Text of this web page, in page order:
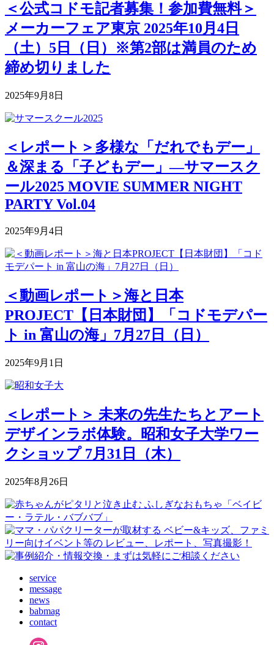
＜公式コドモ記者募集！参加費無料＞
メーカーフェア東京 2025年10月4日
（土）5日（日）※第2部は満員のため
締め切りました
2025年9月8日
＜レポート＞多様な「だれでもデー」
＆深まる「子どもデー」―サマースク
ール2025 MOVIE SUMMER NIGHT
PARTY Vol.04
2025年9月4日
＜動画レポート＞海と日本
PROJECT【日本財団】「コドモデパー
ト in 富山の海」7月27日（日）
2025年9月1日
＜レポート＞ 未来の先生たちとアート
デザインラボ体験。昭和女子大学ワー
クショップ 7月31日（木）
2025年8月26日
service
message
news
babmag
contact